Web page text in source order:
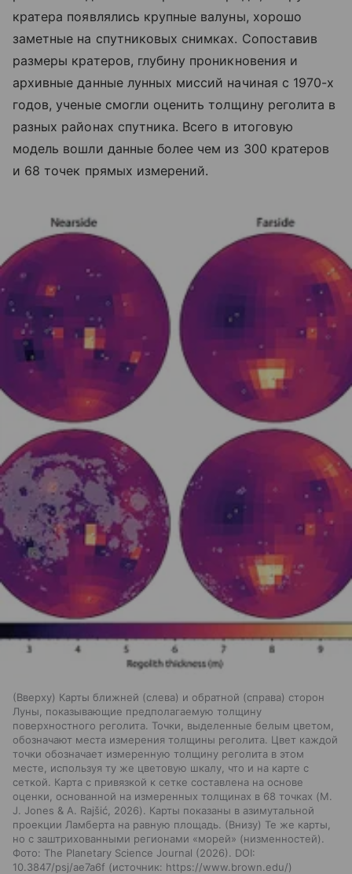
кратера появлялись крупные валуны, хорошо
заметные на спутниковых снимках. Сопоставив
размеры кратеров, глубину проникновения и
архивные данные лунных миссий начиная с 1970-х
годов, ученые смогли оценить толщину реголита в
разных районах спутника. Всего в итоговую
модель вошли данные более чем из 300 кратеров
и 68 точек прямых измерений.
(Вверху) Карты ближней (слева) и обратной (справа) сторон
Луны, показывающие предполагаемую толщину
поверхностного реголита. Точки, выделенные белым цветом,
обозначают места измерения толщины реголита. Цвет каждой
точки обозначает измеренную толщину реголита в этом
месте, используя ту же цветовую шкалу, что и на карте с
сеткой. Карта с привязкой к сетке составлена на основе
оценки, основанной на измеренных толщинах в 68 точках (M.
J. Jones & A. Rajšić, 2026). Карты показаны в азимутальной
проекции Ламберта на равную площадь. (Внизу) Те же карты,
но с заштрихованными регионами «морей» (низменностей).
Фото: The Planetary Science Journal (2026). DOI:
10.3847/psj/ae7a6f
источник: https://www.brown.edu/